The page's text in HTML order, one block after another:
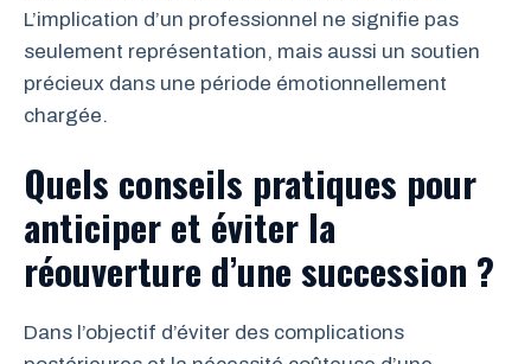
L’implication d’un professionnel ne signifie pas
seulement représentation, mais aussi un soutien
précieux dans une période émotionnellement
chargée.
Quels conseils pratiques pour
anticiper et éviter la
réouverture d’une succession ?
Dans l’objectif d’éviter des complications